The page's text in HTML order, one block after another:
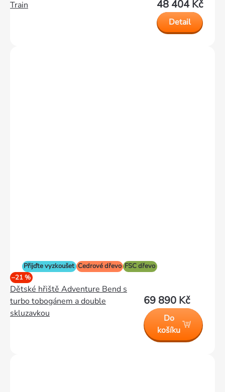
Train 48 404 Kč
Detail
Přijďte vyzkoušet Cedrové dřevo FSC dřevo
–21 %
Dětské hřiště Adventure Bend s
turbo tobogánem a double
skluzavkou
69 890 Kč
Do
košíku